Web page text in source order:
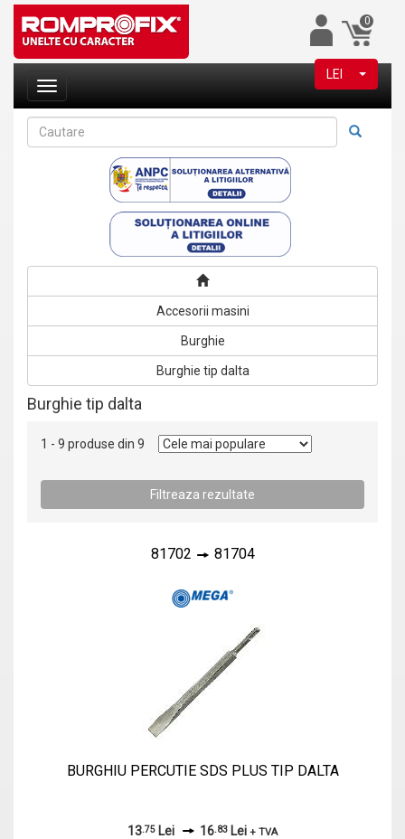
0
LEI
Accesorii masini
Burghie
Burghie tip dalta
Burghie tip dalta
1 - 9 produse din 9
81702 81704
BURGHIU PERCUTIE SDS PLUS TIP DALTA
13.75 Lei 16.83 Lei + TVA